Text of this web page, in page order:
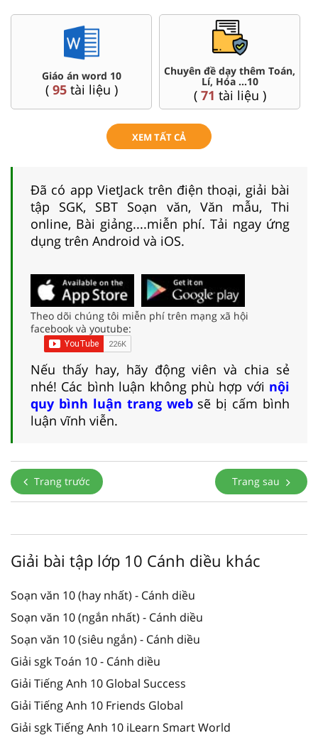
án word 10
tài liệu )
Chuyên đề dạy thêm Toán,
Lí, Hóa ...10
tài liệu )
XEM TẤT CẢ
Đã có app VietJack trên điện thoại, giải bài
tập SGK, SBT Soạn văn, Văn mẫu, Thi
online, Bài giảng....miễn phí. Tải ngay ứng
dụng trên Android và iOS.
Theo dõi chúng tôi miễn phí trên mạng xã hội
facebook và youtube:
Nếu thấy hay, hãy động viên và chia sẻ
nhé! Các bình luận không phù hợp với nội
quy bình luận trang websẽ bị cấm bình
luận vĩnh viễn.
Trang trước Trang sau
Giải bài tập lớp 10 Cánh diều khác
Soạn văn 10 (hay nhất) - Cánh diều
Soạn văn 10 (ngắn nhất) - Cánh diều
Soạn văn 10 (siêu ngắn) - Cánh diều
Giải sgk Toán 10 - Cánh diều
Giải Tiếng Anh 10 Global Success
Giải Tiếng Anh 10 Friends Global
Giải sgk Tiếng Anh 10 iLearn Smart World